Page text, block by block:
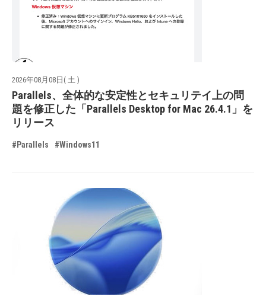
2026年08月08日( 土 )
Parallels、全体的な安定性とセキュリテイ上の問
題を修正した「Parallels Desktop for Mac 26.4.1」を
リリース
#Parallels #Windows11